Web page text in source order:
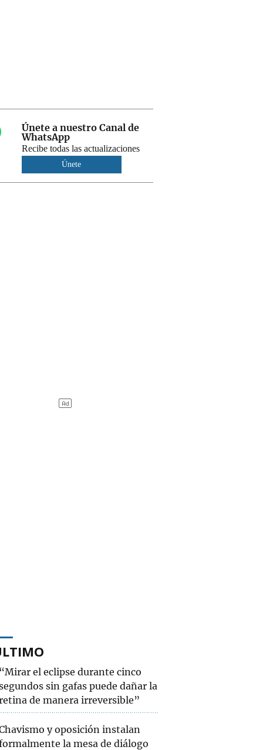
Únete a nuestro Canal de
WhatsApp
Recibe todas las actualizaciones
Únete
el eclipse durante cinco
sin gafas puede dañar la
de manera irreversible”
y oposición instalan
la mesa de diálogo